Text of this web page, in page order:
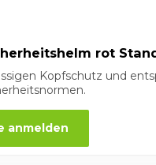
rot
Kopfschutz und
anmelden